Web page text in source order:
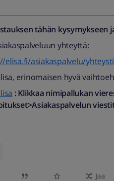
tähän kysymykseen
yhteyttä:
elisa.fi/asiakaspalvelu/
erinomaisen hyvä
: Klikkaa nimipallukan
Jaa